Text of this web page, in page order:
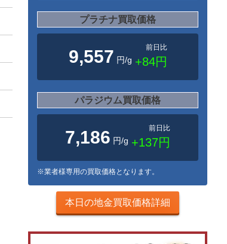
プラチナ買取価格
9,557 円/g
前日比
+84円
パラジウム買取価格
7,186 円/g
前日比
+137円
※業者様専用の買取価格となります。
本日の地金買取価格詳細